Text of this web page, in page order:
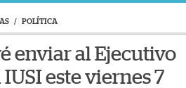
/ POLÍTICA
enviar al Ejecutivo
este viernes 7